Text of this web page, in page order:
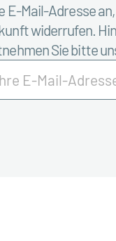
E-Mail-Adresse
widerrufen.
Sie bitte